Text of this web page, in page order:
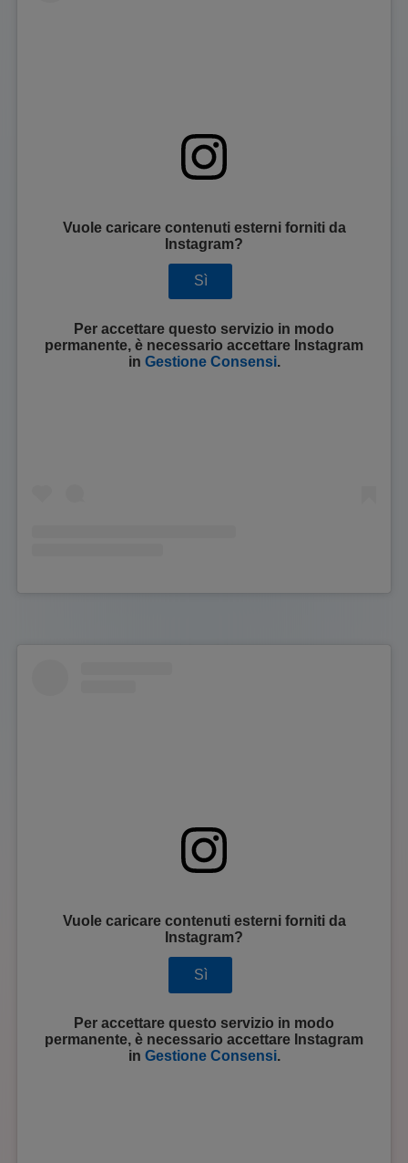
Vuole caricare contenuti esterni forniti da
Instagram?
Sì
Per accettare questo servizio in modo
permanente, è necessario accettare Instagram
in Gestione Consensi.
Vuole caricare contenuti esterni forniti da
Instagram?
Sì
Per accettare questo servizio in modo
permanente, è necessario accettare Instagram
in Gestione Consensi.